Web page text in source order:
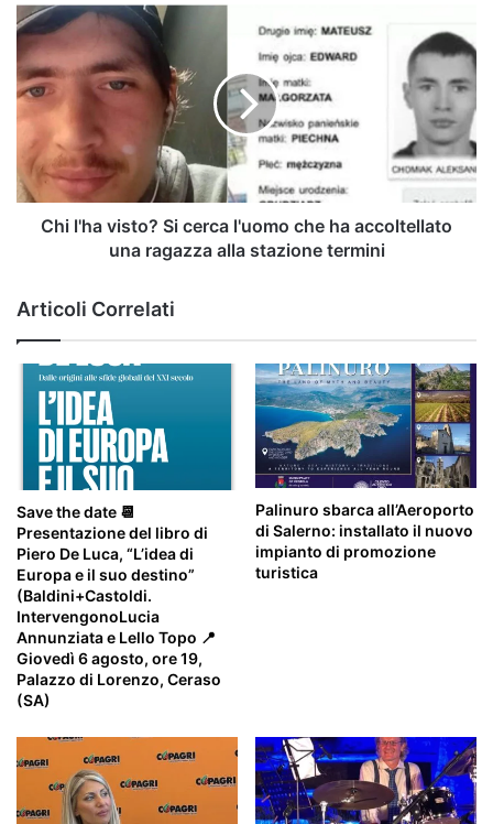
di
Ascea
per
rigenerare
il
Cilento”
Chi
l'ha
visto?
Si
cerca
l'uomo
che
ha
accoltellato
termini
Chi l'ha visto? Si cerca l'uomo che ha accoltellato
una ragazza alla stazione termini
Articoli Correlati
Save the date 📆
Presentazione del libro di
Piero De Luca, “L’idea di
Europa e il suo destino”
(Baldini+Castoldi.
IntervengonoLucia
Annunziata e Lello Topo 📍
Giovedì 6 agosto, ore 19,
Palazzo di Lorenzo, Ceraso
(SA)
Palinuro sbarca all’Aeroporto
di Salerno: installato il nuovo
impianto di promozione
turistica